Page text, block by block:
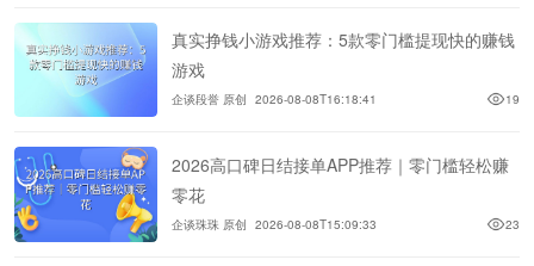
真实挣钱小游戏推荐：5款零门槛提现快的赚钱
游戏
企谈段誉 原创 2026-08-08T16:18:41 19
2026高口碑日结接单APP推荐｜零门槛轻松赚
零花
企谈珠珠 原创 2026-08-08T15:09:33 23